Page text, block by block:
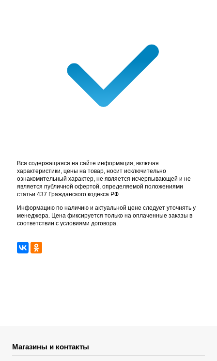
Вся содержащаяся на сайте информация, включая
характеристики, цены на товар, носит исключительно
ознакомительный характер, не является исчерпывающей и не
является публичной офертой, определяемой положениями
статьи 437 Гражданского кодекса РФ.
Информацию по наличию и актуальной цене следует уточнять у
менеджера. Цена фиксируется только на оплаченные заказы в
соответствии с условиями договора.
Магазины и контакты